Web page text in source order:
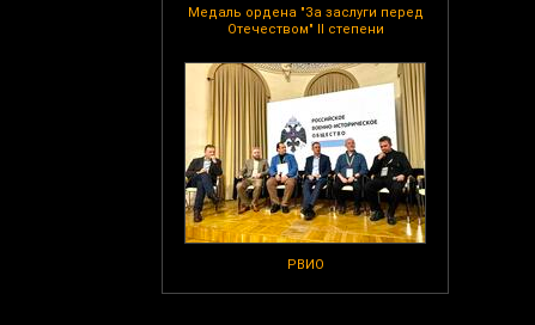
Медаль ордена "За заслуги перед
Отечеством" II степени
РВИО